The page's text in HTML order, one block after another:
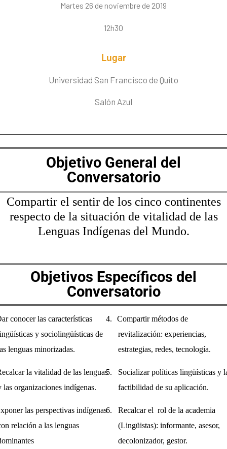
Martes 26 de noviembre de 2019
12h30
Lugar
Universidad San Francisco de Quito
Salón Azul
Objetivo General del
Conversatorio
Compartir el sentir de los cinco continentes
respecto de la situación de vitalidad de las
Lenguas Indígenas del Mundo.
Objetivos Específicos del
Conversatorio
conocer las características
y sociolingüísticas de
lenguas minorizadas.
la vitalidad de las lenguas
las organizaciones indígenas.
las perspectivas indígenas
relación a las lenguas
4. Compartir métodosde
revitalización: experiencias,
estrategias, redes, tecnología.
5. Socializarpolíticas lingüísticas y
factibilidad de su aplicación.
6. Recalcar el rol de la academia
(Lingüistas): informante, asesor,
decolonizador, gestor.